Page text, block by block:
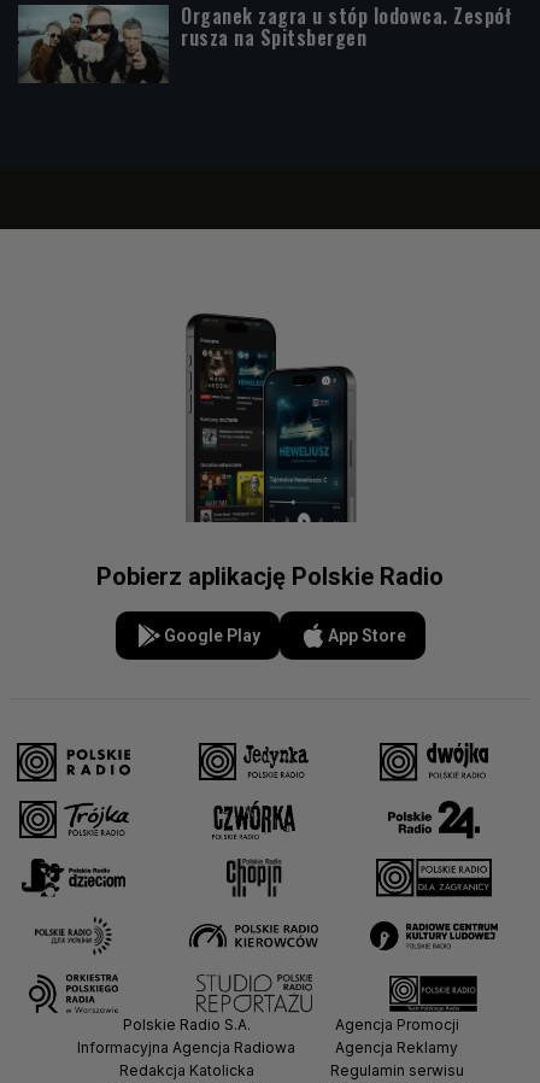
Organek zagra u stóp lodowca. Zespół
rusza na Spitsbergen
Pobierz aplikację Polskie Radio
Google Play App Store
Polskie Radio S.A.
Informacyjna Agencja Radiowa
Redakcja Katolicka
Agencja Promocji
Agencja Reklamy
Regulamin serwisu